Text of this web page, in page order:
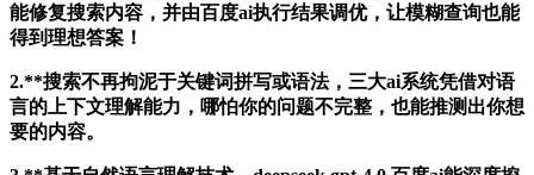
能修复搜索内容，并由百度ai执行结果调优，让模糊查询也能
得到理想答案！
2.**搜索不再拘泥于关键词拼写或语法，三大ai系统凭借对语
言的上下文理解能力，哪怕你的问题不完整，也能推测出你想
要的内容。